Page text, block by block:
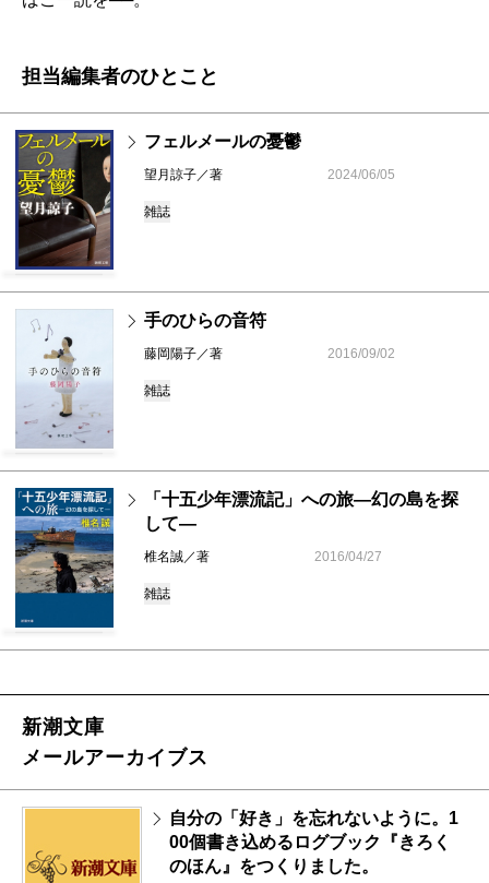
担当編集者のひとこと
フェルメールの憂鬱
望月諒子／著 2024/06/05
雑誌
手のひらの音符
藤岡陽子／著 2016/09/02
雑誌
「十五少年漂流記」への旅―幻の島を探
して―
椎名誠／著 2016/04/27
雑誌
新潮文庫
メールアーカイブス
自分の「好き」を忘れないように。1
00個書き込めるログブック『きろく
のほん』をつくりました。